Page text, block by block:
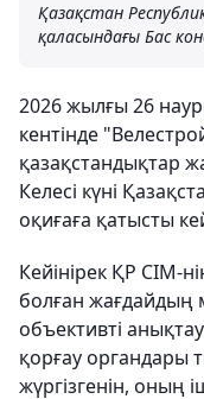
Қазақстан
қаласындағы Бас
2026 жылғы 26
кентінде
қазақстандықтар
Келесі күні
оқиғаға қатысты
Кейінірек ҚР СІМ-
болған
объективті
қорғау органдары
жүргізгенін, оның